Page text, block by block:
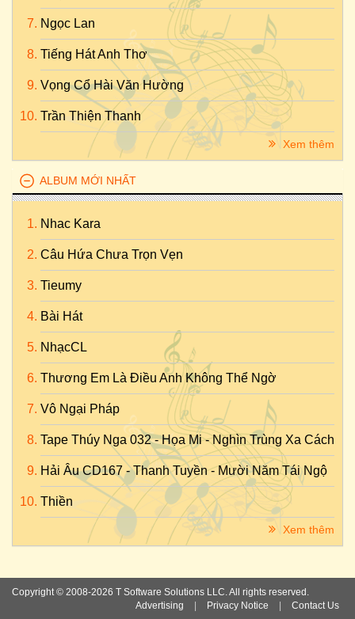
Ngọc Lan
Tiếng Hát Anh Thơ
Vọng Cổ Hài Văn Hường
Trần Thiện Thanh
Xem thêm
ALBUM MỚI NHẤT
Nhac Kara
Câu Hứa Chưa Trọn Vẹn
Tieumy
Bài Hát
NhạcCL
Thương Em Là Điều Anh Không Thể Ngờ
Vô Ngại Pháp
Tape Thúy Nga 032 - Họa Mi - Nghìn Trùng Xa Cách
Hải Âu CD167 - Thanh Tuyền - Mười Năm Tái Ngộ
Thiền
Xem thêm
Copyright © 2008-2026 T Software Solutions LLC. All rights reserved.
Advertising
Privacy Notice Contact Us